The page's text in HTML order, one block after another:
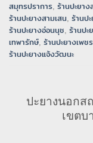
สมุทรปราการ, ร้านปะยา
ร้านปะยางสามเสน, ร้านป
ร้านปะยางอ่อนนุช, ร้านปะ
เทพารักษ์, ร้านปะยางเพช
ร้านปะยางแจ้งวัฒนะ
ปะยางนอกส
เขตบ